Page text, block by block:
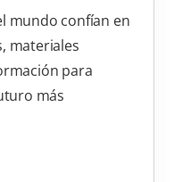
mundo confían en
materiales
para
más